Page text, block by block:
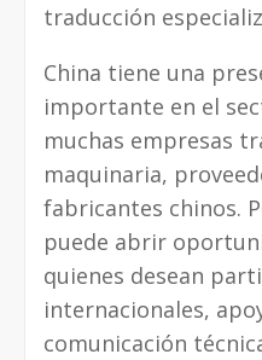
traducción
China tiene una
importante en el
muchas empresas
maquinaria,
fabricantes chinos.
puede abrir
quienes desean
internacionales,
comunicación